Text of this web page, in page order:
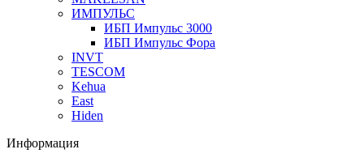
ИМПУЛЬС
ИБП Импульс 3000
ИБП Импульс Фора
INVT
TESCOM
Kehua
East
Hiden
Информация